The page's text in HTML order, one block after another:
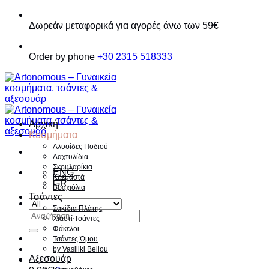
Παράβλεψη
Δωρεάν μεταφορικά για αγορές άνω των 59€
Order by phone +30 2315 518333
ENG
GR
Αναζήτηση
για:
Αρχική
Κοσμήματα
Αλυσίδες Ποδιού
Δαχτυλίδια
Σκουλαρίκια
Κρεμαστά
Βραχιόλια
Τσάντες
Σακίδια Πλάτης
Χιαστί Τσάντες
Φάκελοι
Τσάντες Ώμου
by Vasiliki Bellou
Αξεσουάρ